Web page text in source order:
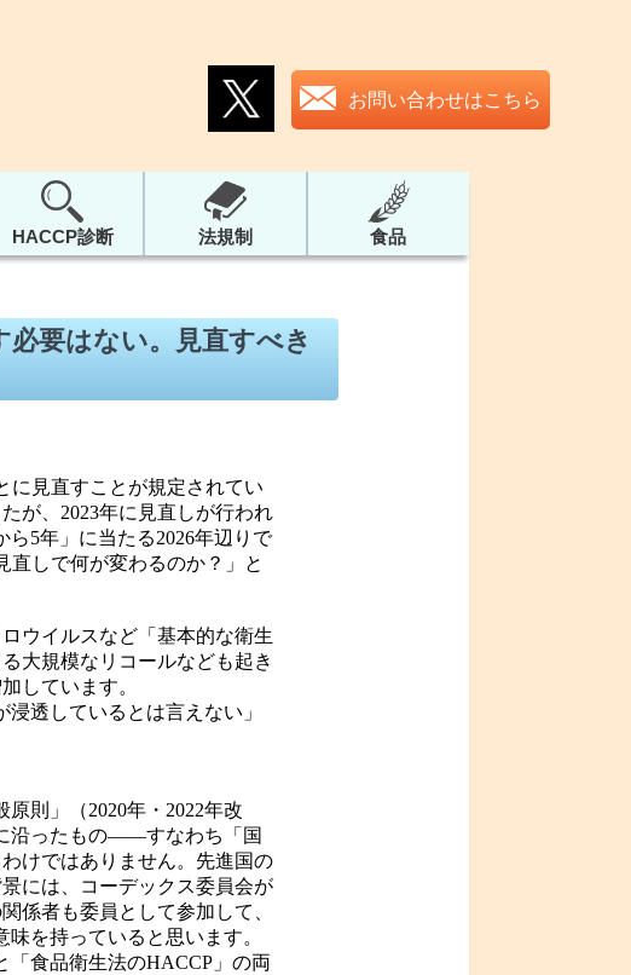
お問い合わせはこちら
HACCP診断 法規制 食品
要はない。見直すべき
に見直すことが規定されてい
が、2023年に見直しが行われ
5年」に当たる2026年辺りで
直しで何が変わるのか？」と
ウイルスなど「基本的な衛生
大規模なリコールなども起き
しています。
透しているとは言えない」
則」（2020年・2022年改
沿ったもの――すなわち「国
けではありません。先進国の
には、コーデックス委員会が
係者も委員として参加して、
を持っていると思います。
食品衛生法のHACCP」の両